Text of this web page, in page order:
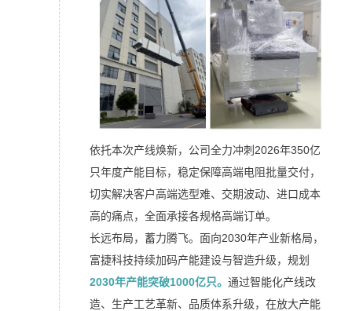
依托本次产线焕新，公司全力冲刺2026年350亿
只年度产能目标，稳定保障高端电阻批量交付，
切实解决客户高端选型难、交期波动、进口成本
高的痛点，全面承接各规格高端订单。
长远布局，蓄力腾飞。面向2030年产业新格局，
富捷科技持续加码产能建设与智造升级，规划
2030年产能突破1000亿只。通过智能化产线改
造、生产工艺革新、品质体系升级，在放大产能